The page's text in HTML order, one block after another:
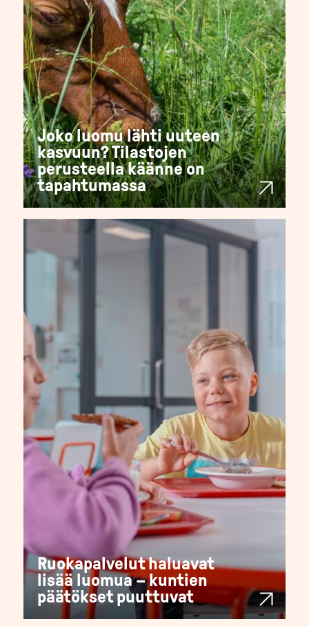
Joko luomu lähti uuteen
kasvuun? Tilastojen
perusteella käänne on
tapahtumassa
Ruokapalvelut haluavat
lisää luomua – kuntien
päätökset puuttuvat